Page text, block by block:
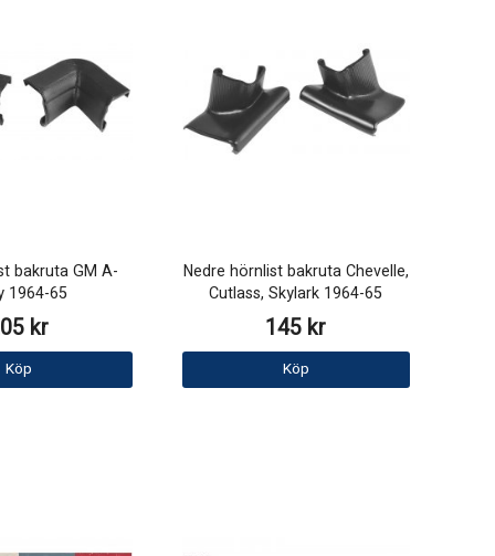
bakruta GM A-
1964-65
kr
Köp
Nedre hörnlist bakruta Chevelle,
Cutlass, Skylark 1964-65
145 kr
Köp